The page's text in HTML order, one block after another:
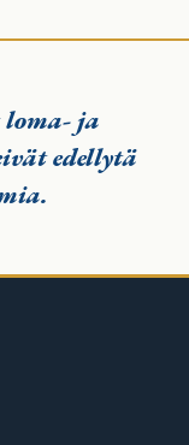
loma- ja
edellytä
.